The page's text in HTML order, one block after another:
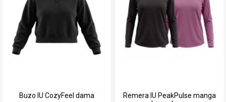
Buzo IU CozyFeel dama
Remera IU PeakPulse manga